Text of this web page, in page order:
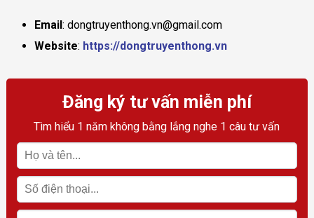
Email : dongtruyenthong.vn@gmail.com
Website: https://dongtruyenthong.vn
Đăng ký tư vấn miễn phí
Tìm hiểu 1 năm không bằng lắng nghe 1 câu tư vấn